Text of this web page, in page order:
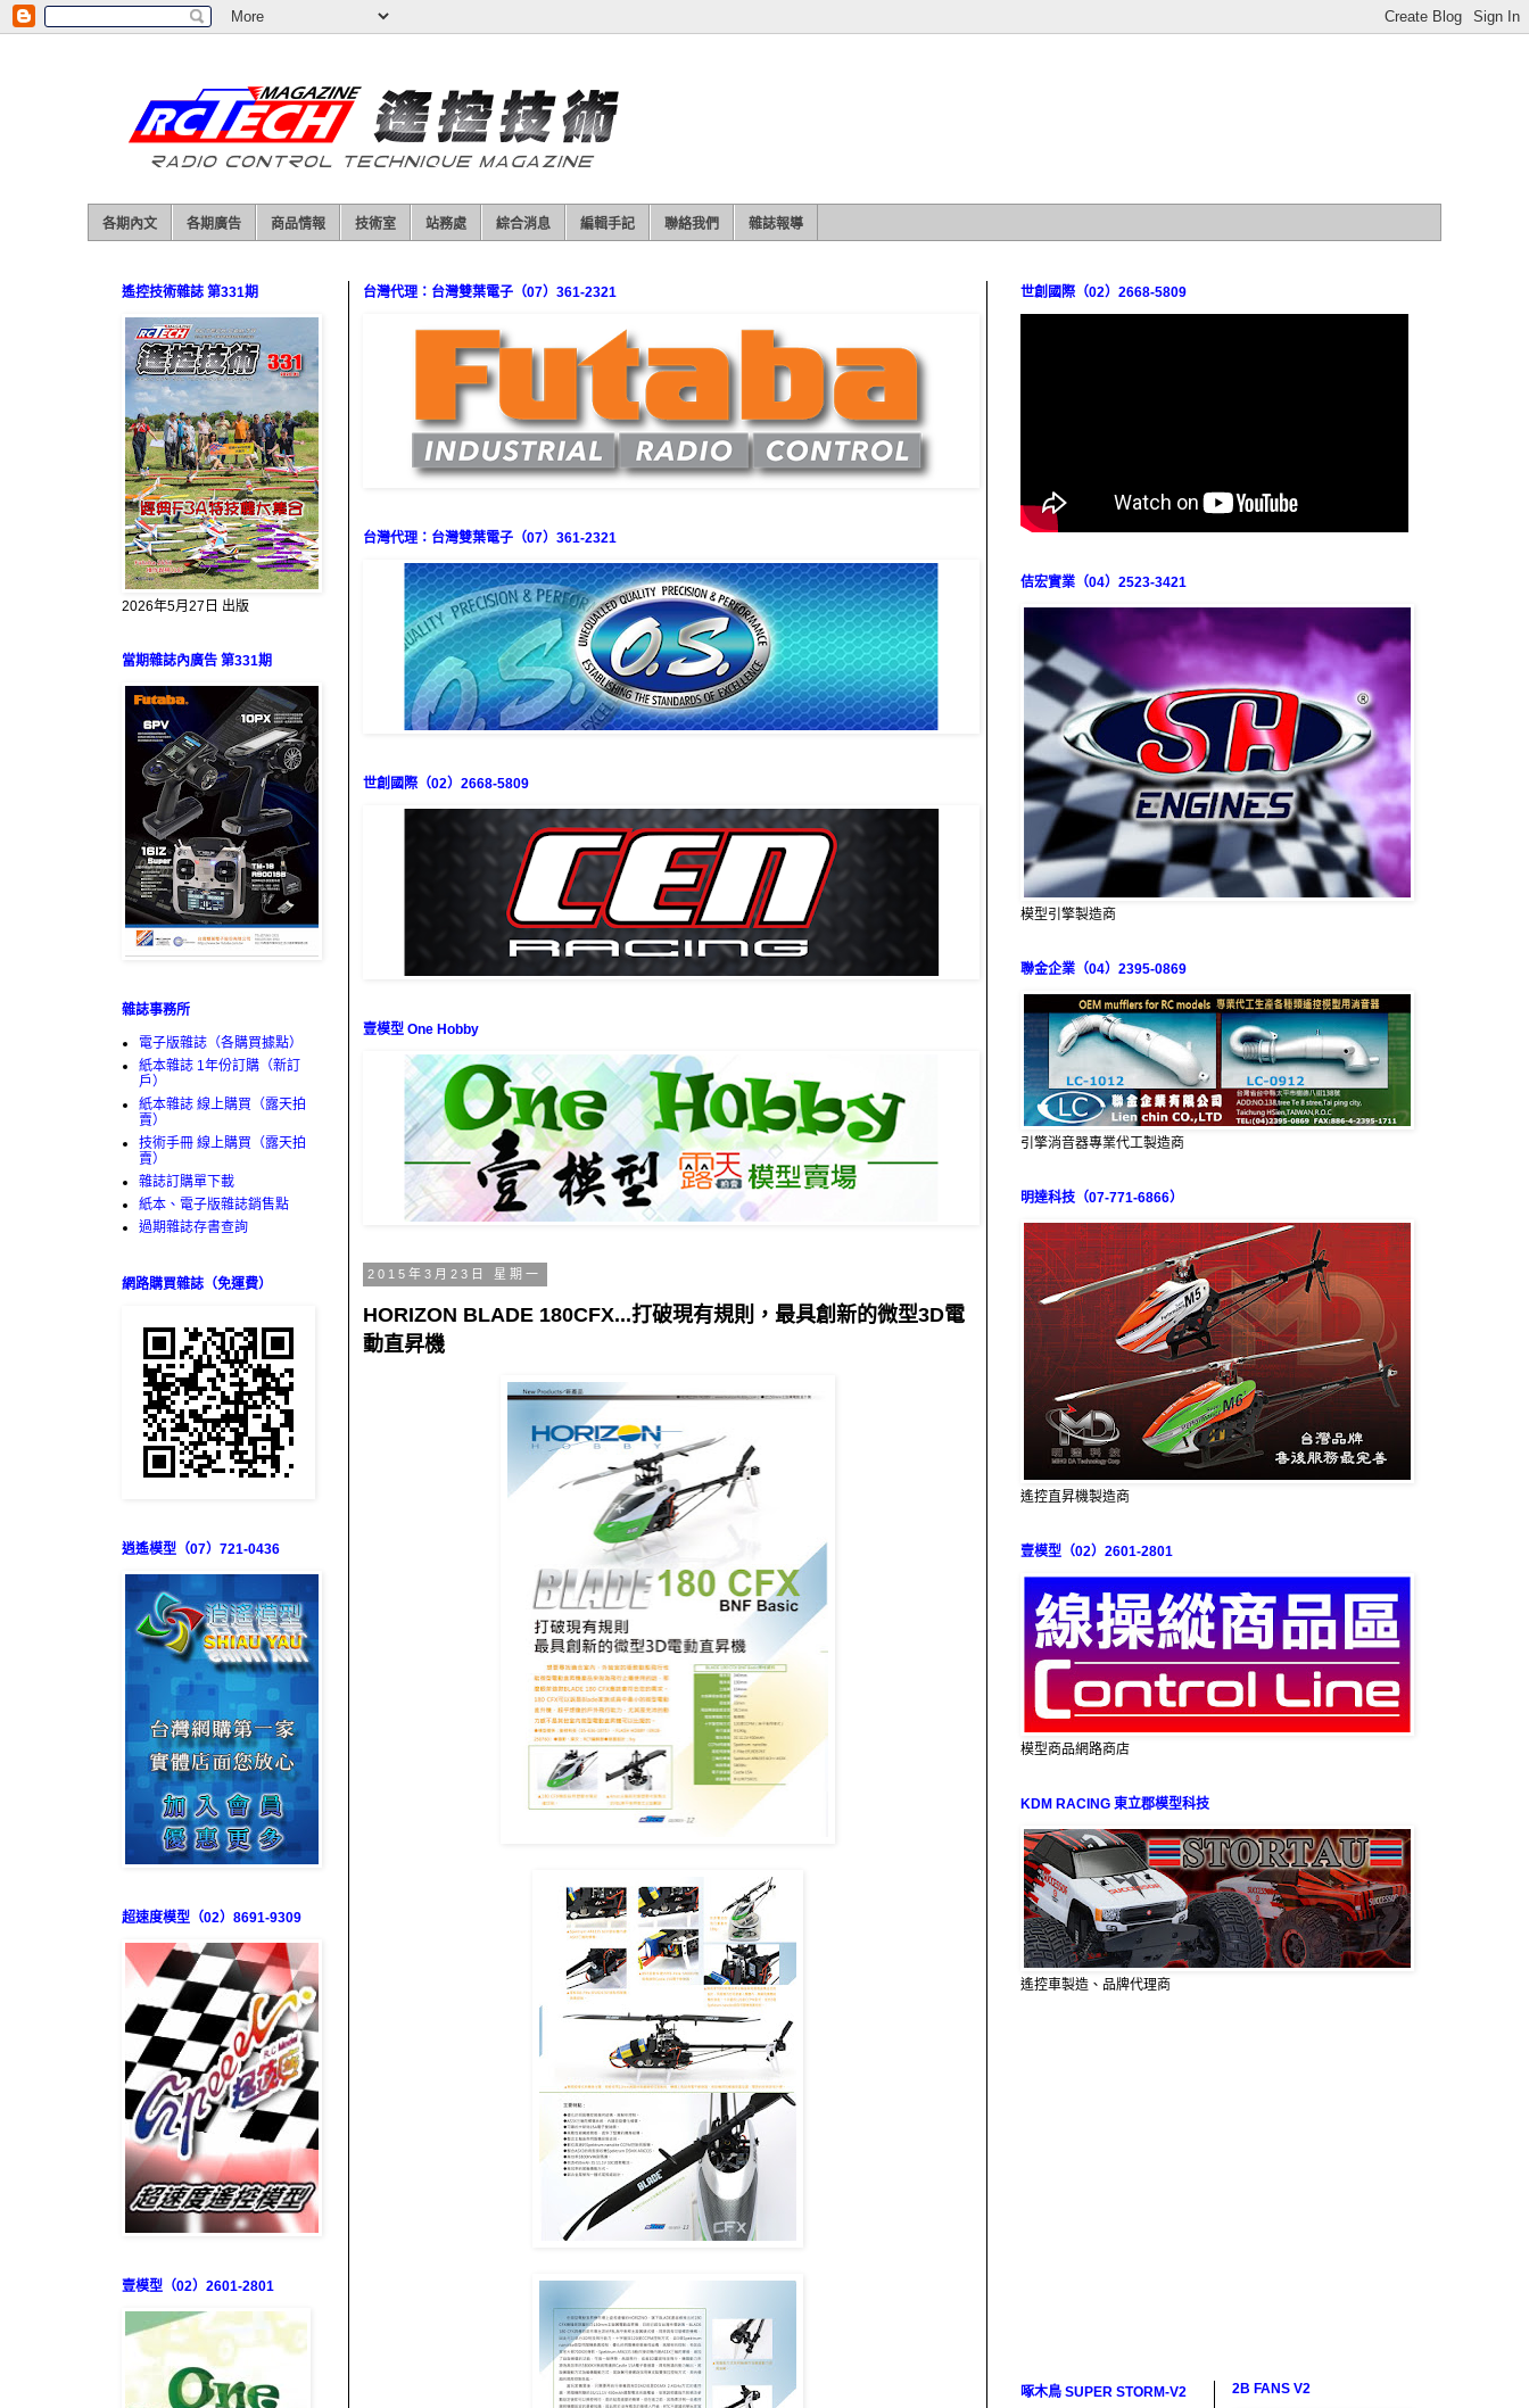
各期內文 各期廣告 商品情報 技術室 站務處 綜合消息 編輯手記 聯絡我們 雜誌報導
台灣代理：台灣雙葉電子（07）361-2321
台灣代理：台灣雙葉電子（07）361-2321
世創國際（02）2668-5809
壹模型 One Hobby
2015年3月23日 星期一
HORIZON BLADE 180CFX...打破現有規則，最具創新的微型3D電
動直昇機
遙控技術雜誌 第331期
2026年5月27日 出版
當期雜誌內廣告 第331期
雜誌事務所
電子版雜誌（各購買據點）
紙本雜誌 1年份訂購（新訂
戶）
紙本雜誌 線上購買（露天拍
賣）
技術手冊 線上購買（露天拍
賣）
雜誌訂購單下載
紙本、電子版雜誌銷售點
過期雜誌存書查詢
網路購買雜誌（免運費）
逍遙模型（07）721-0436
超速度模型（02）8691-9309
壹模型（02）2601-2801
世創國際（02）2668-5809
佶宏實業（04）2523-3421
模型引擎製造商
聯金企業（04）2395-0869
引擎消音器專業代工製造商
明達科技（07-771-6866）
遙控直昇機製造商
壹模型（02）2601-2801
模型商品網路商店
KDM RACING 東立郡模型科技
遙控車製造、品牌代理商
啄木鳥 SUPER STORM-V2 2B FANS V2